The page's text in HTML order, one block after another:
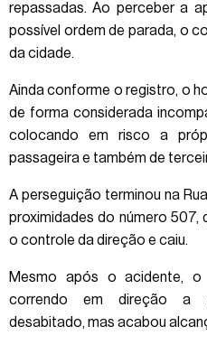
repassadas. Ao perceber a
possível ordem de parada, o
da cidade.
Ainda conforme o registro, o
de forma considerada
colocando em risco a
passageira e também de
A perseguição terminou na
proximidades do número
o controle da direção e caiu.
Mesmo após o acidente,
correndo em direção a
desabitado, mas acabou